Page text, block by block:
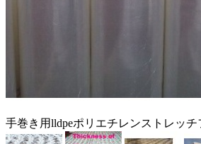
手巻き用lldpeポリエチレンストレッチ